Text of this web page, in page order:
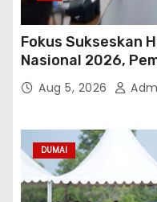
Fokus Sukseskan
Nasional 2026,
Sinergi
Aug 5, 2026
DUMAI